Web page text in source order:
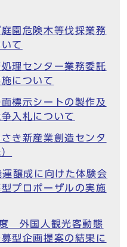
園危険木等伐採業務
て
理センター業務委託
について
標示シートの製作及
入札について
き新産業創造センタ
醸成に向けた体験会
プロポーザルの実施
外国人観光客動態
型企画提案の結果に